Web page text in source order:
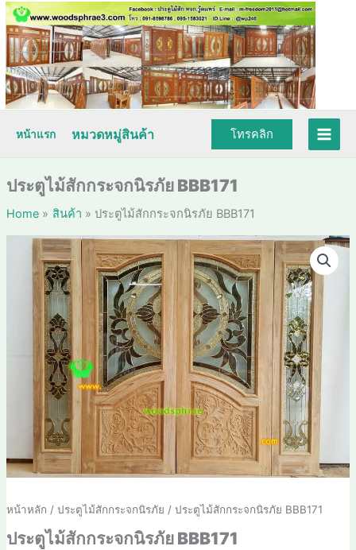
Skip
to
content
หน้าแรก หมวดหมู่สินค้า โทรคลิก
ประตูไม้สักกระจกนิรภัย BBB171
Home สินค้า ประตูไม้สักกระจกนิรภัย BBB171
หน้าหลัก / ประตูไม้สักกระจกนิรภัย / ประตูไม้สักกระจกนิรภัย BBB171
ประตูไม้สักกระจกนิรภัย BBB171